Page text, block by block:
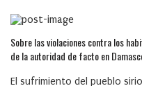
Sobre las violaciones contra los
de la autoridad de facto en
El sufrimiento del pueblo